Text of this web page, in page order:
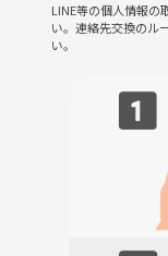
LINE等の個人情報の
い。連絡先交換のル
い。